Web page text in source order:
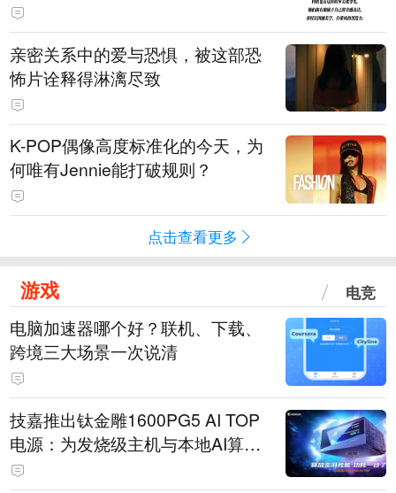
亲密关系中的爱与恐惧，被这部恐
怖片诠释得淋漓尽致
K-POP偶像高度标准化的今天，为
何唯有Jennie能打破规则？
点击查看更多
游戏 电竞
电脑加速器哪个好？联机、下载、
跨境三大场景一次说清
技嘉推出钛金雕1600PG5 AI TOP
电源：为发烧级主机与本地AI算力
打造旗舰供电方案